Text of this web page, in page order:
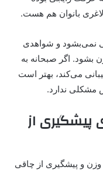
بانوان هم هست.
نمی‌بشود و شواهدی
بشود. اگر صبحانه به
می‌کند، بهتر است
مشکلی ندارد.
پیشگیری از
وزن و پیشگیری از چاقی